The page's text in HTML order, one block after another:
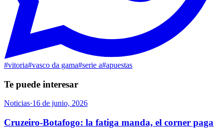
#vitoria#vasco da gama#serie a#apuestas
Te puede interesar
Noticias·16 de junio, 2026
Cruzeiro-Botafogo: la fatiga manda, el corner paga